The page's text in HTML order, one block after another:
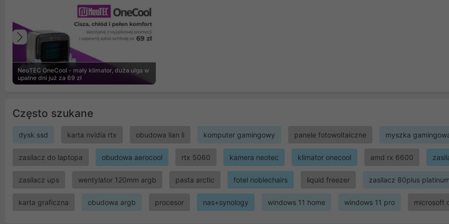
NeoTEC OneCool - mały klimator, duża ulga w
upalne dni już za 69 zł
Poprzedni
Często szukane
dysk ssd karta nvidia rtx obudowa lian li komputer gamingowy panele fotowoltaiczne myszka
zasilacz do laptopa obudowa aerocool rtx 5060 kamera neotec klimator onecool amd rx 6600
zasilacz ups wentylator 120mm argb pasta arctic fotel noblechairs liquid freezer zasilacz 80plus platinum
karta graficzna obudowa argb procesor nas+synology windows 11 home windows 11 pro microsoft